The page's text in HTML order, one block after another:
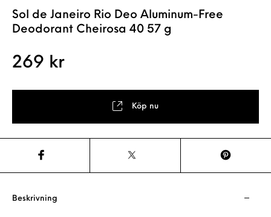
Sol de Janeiro Rio Deo Aluminum-Free
Deodorant Cheirosa 40 57 g
269 kr
Köp nu
Beskrivning